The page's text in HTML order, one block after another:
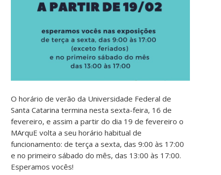
O horário de verão da Universidade Federal de
Santa Catarina termina nesta sexta-feira, 16 de
fevereiro, e assim a partir do dia 19 de fevereiro o
MArquE volta a seu horário habitual de
funcionamento: de terça a sexta, das 9:00 às 17:00
e no primeiro sábado do mês, das 13:00 às 17:00.
Esperamos vocês!